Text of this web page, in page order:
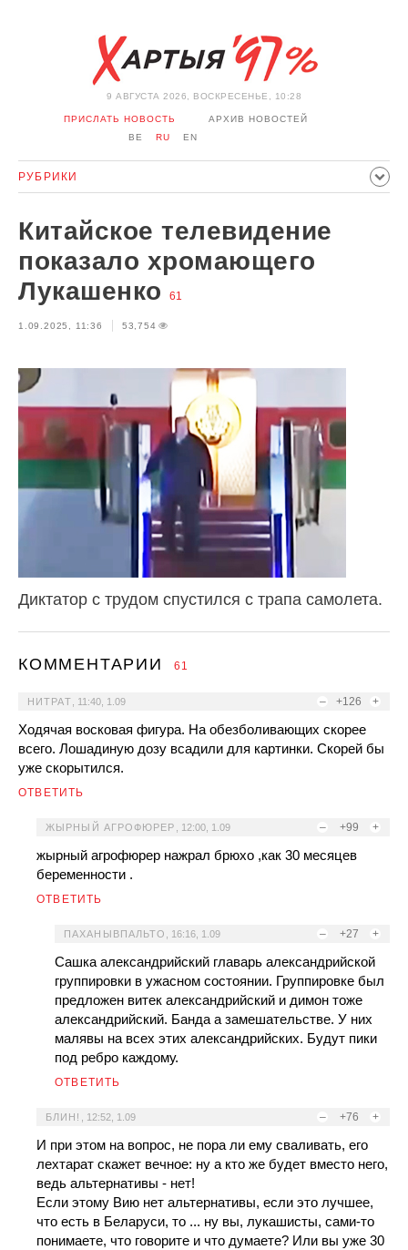
9 АВГУСТА 2026, ВОСКРЕСЕНЬЕ, 10:28
ПРИСЛАТЬ НОВОСТЬ
АРХИВ НОВОСТЕЙ
BE
RU EN
РУБРИКИ
ПРОИСШЕСТВИЯ СПОРТ КУЛЬТУРА ИСТОРИЯ
МНЕНИЕ ИНТЕРВЬЮ ТЕХНОЛОГИИ ЗДОРОВЬЕ
АВТО ОТДЫХ ОБХОД БЛОКИРОВКИ И СОЛИДАРНОСТЬ
КОРОНАВИРУС БЕЛАРУСЬ В НАТО
Китайское телевидение
показало хромающего
Лукашенко
61
1.09.2025, 11:36 53,754
Диктатор с трудом спустился с трапа самолета.
КОММЕНТАРИИ 61
– +126 +
НИТРАТ 11:40, 1.09
Ходячая восковая фигура. На обезболивающих скорее
всего. Лошадиную дозу всадили для картинки. Скорей бы
уже скорытился.
ОТВЕТИТЬ
– +99 +
ЖЫРНЫЙ АГРОФЮРЕР 12:00, 1.09
жырный агрофюрер нажрал брюхо ,как 30 месяцев
беременности .
ОТВЕТИТЬ
– +27 +
ПАХАНЫВПАЛЬТО 16:16, 1.09
Сашка александрийский главарь александрийской
группировки в ужасном состоянии. Группировке был
предложен витек александрийский и димон тоже
александрийский. Банда а замешательстве. У них
малявы на всех этих александрийских. Будут пики
под ребро каждому.
ОТВЕТИТЬ
– +76 +
БЛИН! 12:52, 1.09
И при этом на вопрос, не пора ли ему сваливать, его
лехтарат скажет вечное: ну а кто же будет вместо него,
ведь альтернативы - нет!
Если этому Вию нет альтернативы, если это лучшее,
что есть в Беларуси, то ... ну вы, лукашисты, сами-то
понимаете, что говорите и что думаете? Или вы уже 30